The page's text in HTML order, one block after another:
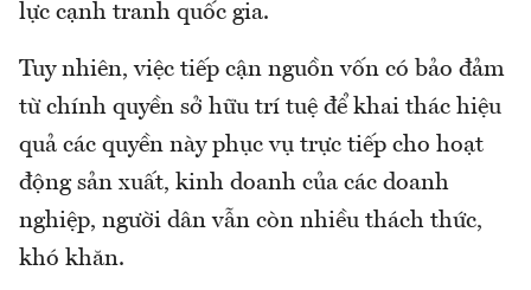
lực cạnh tranh quốc gia.
Tuy nhiên, việc tiếp cận nguồn vốn có bảo đảm
từ chính quyền sở hữu trí tuệ để khai thác hiệu
quả các quyền này phục vụ trực tiếp cho hoạt
động sản xuất, kinh doanh của các doanh
nghiệp, người dân vẫn còn nhiều thách thức,
khó khăn.